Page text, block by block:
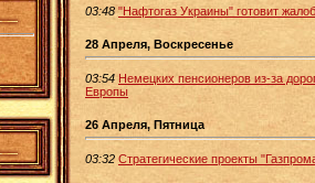
03:48 "Нафтогаз Украины" готовит
28 Апреля, Воскресенье
03:54 Немецких пенсионеров из-за
Европы
26 Апреля, Пятница
03:32 Стратегические проекты